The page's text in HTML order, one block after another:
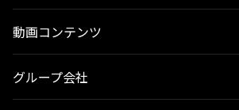
動画コンテンツ
グループ会社